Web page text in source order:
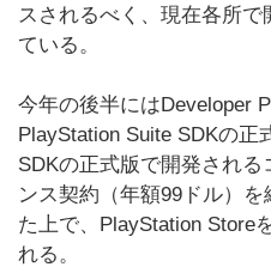
スされるべく、現在各所
ている。
今年の後半にはDeveloper
PlayStation Suite SDKの正
SDKの正式版で開発され
ンス契約（年額99ドル）
た上で、PlayStation Store
れる。